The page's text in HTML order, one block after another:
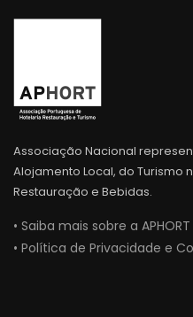
Associação Nacional
Alojamento Local, do Turismo
Restauração e Bebidas.
• Saiba mais sobre a APHORT
• Política de Privacidade e